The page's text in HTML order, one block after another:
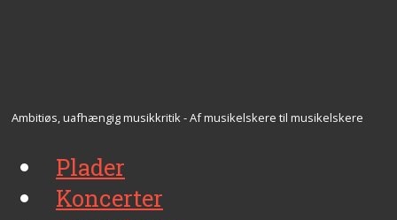
Ambitiøs, uafhængig musikkritik - Af musikelskere til musikelskere
Plader
Koncerter